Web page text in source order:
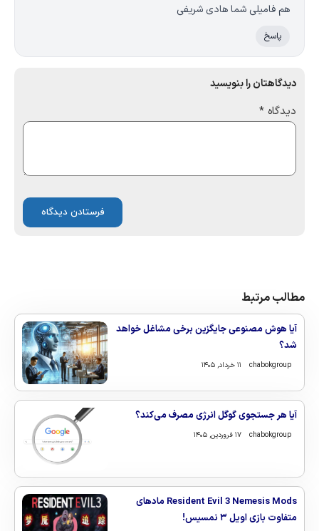
هم فامیلی شما هادی شریفی
پاسخ
دیدگاهتان را بنویسید
دیدگاه *
مطالب مرتبط
آیا هوش مصنوعی جایگزین برخی مشاغل خواهد
شد؟
chabokgroup ۱۱ خرداد, ۱۴۰۵
آیا هر جستجوی گوگل انرژی مصرف می‌کند؟
chabokgroup ۱۷ فروردین, ۱۴۰۵
Resident Evil 3 Nemesis Mods مادهای
متفاوت بازی اویل ۳ نمسیس!